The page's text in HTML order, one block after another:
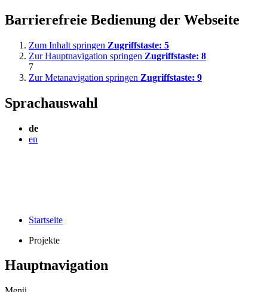
Barrierefreie Bedienung der Webseite
Zum Inhalt springen Zugriffstaste: 5
Zur Hauptnavigation springen Zugriffstaste: 8
7
Zur Metanavigation springen Zugriffstaste: 9
Sprachauswahl
de
en
Startseite
Projekte
Hauptnavigation